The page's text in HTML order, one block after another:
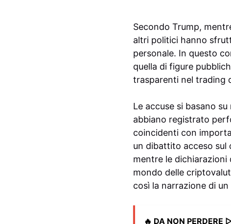
Secondo Trump,
altri politici hanno
personale. In questo
quella di figure
trasparenti nel trading
Le accuse si basano
abbiano registrato
coincidenti con
un dibattito acceso sul
mentre le dichiarazioni
mondo delle
così la narrazione di
🔥 DA NON PERDERE